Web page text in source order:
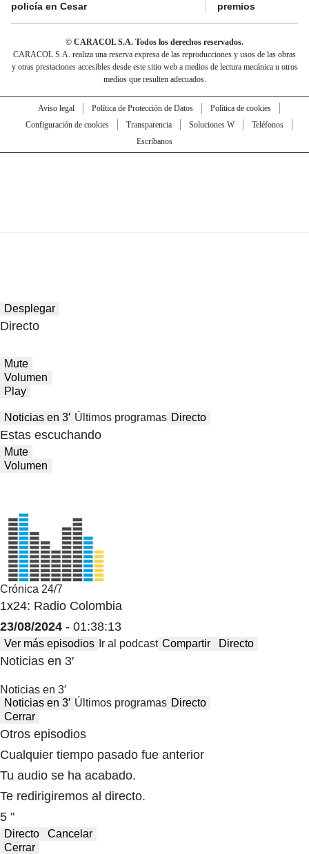
policía en Cesar
premios
© CARACOL S.A. Todos los derechos reservados.
CARACOL S.A. realiza una reserva expresa de las reproducciones y usos de las obras
y otras prestaciones accesibles desde este sitio web a medios de lectura mecánica u otros
medios que resulten adecuados.
Aviso legal Política de Protección de Datos
Política de cookies
Configuración de cookies
Transparencia Soluciones W
Teléfonos
Escríbanos
Desplegar
Directo
Mute
Volumen
Play
Noticias en 3′ Últimos programas Directo
Estas escuchando
Mute
Volumen
Crónica 24/7
1x24: Radio Colombia
23/08/2024 - 01:38:13
Ver más episodios Ir al podcast Compartir Directo
Noticias en 3′
Noticias en 3′
Noticias en 3′ Últimos programas Directo
Cerrar
Otros episodios
Cualquier tiempo pasado fue anterior
Tu audio se ha acabado.
Te redirigiremos al directo.
5 "
Directo
Cancelar
Cerrar